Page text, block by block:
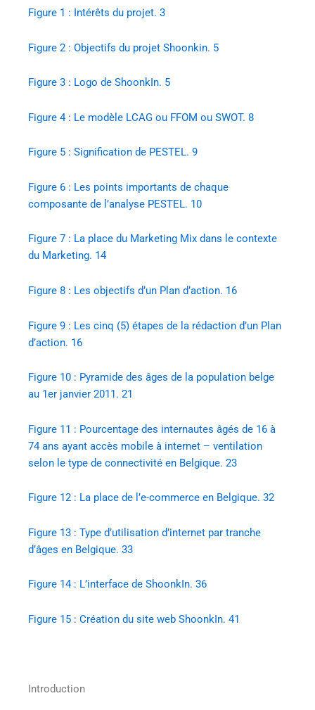
Figure 1 : Intérêts du projet. 3
Figure 2 : Objectifs du projet Shoonkin. 5
Figure 3 : Logo de ShoonkIn. 5
Figure 4 : Le modèle LCAG ou FFOM ou SWOT. 8
Figure 5 : Signification de PESTEL. 9
Figure 6 : Les points importants de chaque
composante de l’analyse PESTEL. 10
Figure 7 : La place du Marketing Mix dans le contexte
du Marketing. 14
Figure 8 : Les objectifs d’un Plan d’action. 16
Figure 9 : Les cinq (5) étapes de la rédaction d’un Plan
d’action. 16
Figure 10 : Pyramide des âges de la population belge
au 1er janvier 2011. 21
Figure 11 : Pourcentage des internautes âgés de 16 à
74 ans ayant accès mobile à internet – ventilation
selon le type de connectivité en Belgique. 23
Figure 12 : La place de l’e-commerce en Belgique. 32
Figure 13 : Type d’utilisation d’internet par tranche
d’âges en Belgique. 33
Figure 14 : L’interface de ShoonkIn. 36
Figure 15 : Création du site web ShoonkIn. 41
Introduction